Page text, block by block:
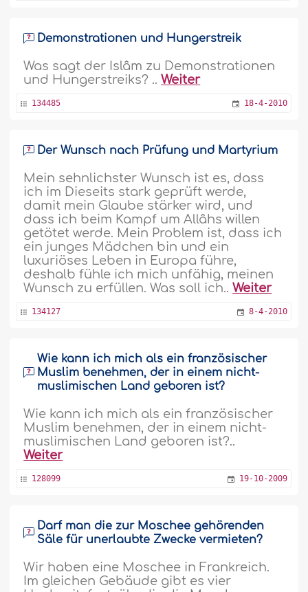
Demonstrationen und Hungerstreik
Was sagt der Islâm zu Demonstrationen
und Hungerstreiks? ..Weiter
134485 18-4-2010
Der Wunsch nach Prüfung und Martyrium
Mein sehnlichster Wunsch ist es, dass
ich im Dieseits stark geprüft werde,
damit mein Glaube stärker wird, und
dass ich beim Kampf um Allâhs willen
getötet werde. Mein Problem ist, dass ich
ein junges Mädchen bin und ein
luxuriöses Leben in Europa führe,
deshalb fühle ich mich unfähig, meinen
Wunsch zu erfüllen. Was soll ich..Weiter
134127 8-4-2010
Wie kann ich mich als ein französischer
Muslim benehmen, der in einem nicht-
muslimischen Land geboren ist?
Wie kann ich mich als ein französischer
Muslim benehmen, der in einem nicht-
muslimischen Land geboren ist?..
Weiter
128099 19-10-2009
Darf man die zur Moschee gehörenden
Säle für unerlaubte Zwecke vermieten?
Wir haben eine Moschee in Frankreich.
Im gleichen Gebäude gibt es vier